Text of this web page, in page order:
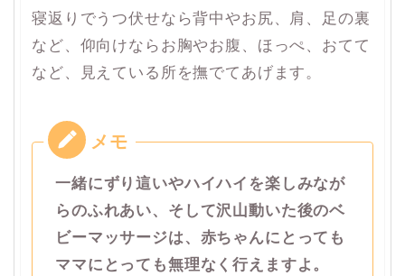
寝返りでうつ伏せなら背中やお尻、肩、足の裏
など、仰向けならお胸やお腹、ほっぺ、おてて
など、見えている所を撫でてあげます。
一緒にずり這いやハイハイを楽しみなが
らのふれあい、そして沢山動いた後のベ
ビーマッサージは、赤ちゃんにとっても
ママにとっても無理なく行えますよ。